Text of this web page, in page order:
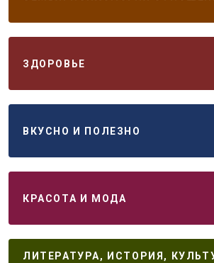
ЗДОРОВЬЕ
ВКУСНО И ПОЛЕЗНО
КРАСОТА И МОДА
ЛИТЕРАТУРА, ИСТОРИЯ,